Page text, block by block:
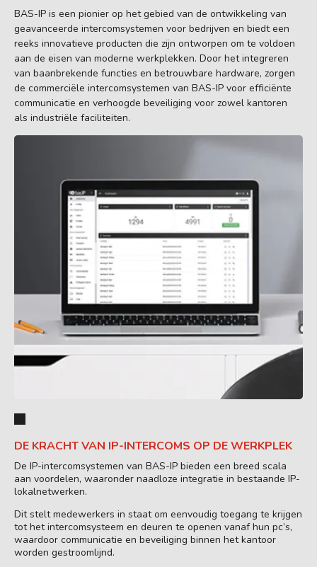
BAS-IP is een pionier op het gebied van de ontwikkeling van
geavanceerde intercomsystemen voor bedrijven en biedt een
reeks innovatieve producten die zijn ontworpen om te voldoen
aan de eisen van moderne werkplekken. Door het integreren
van baanbrekende functies en betrouwbare hardware, zorgen
de commerciële intercomsystemen van BAS-IP voor efficiënte
communicatie en verhoogde beveiliging voor zowel kantoren
als industriële faciliteiten.
DE KRACHT VAN IP-INTERCOMS OP DE WERKPLEK
De IP-intercomsystemen van BAS-IP bieden een breed scala
aan voordelen, waaronder naadloze integratie in bestaande IP-
lokalnetwerken.
Dit stelt medewerkers in staat om eenvoudig toegang te krijgen
tot het intercomsysteem en deuren te openen vanaf hun pc’s,
waardoor communicatie en beveiliging binnen het kantoor
worden gestroomlijnd.